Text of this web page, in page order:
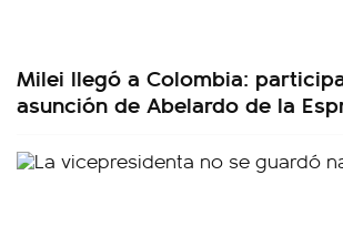
Milei llegó a Colombia:
asunción de Abelardo de la